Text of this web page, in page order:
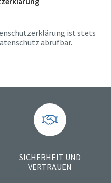
ist stets
abrufbar.
SICHERHEIT UND
VERTRAUEN